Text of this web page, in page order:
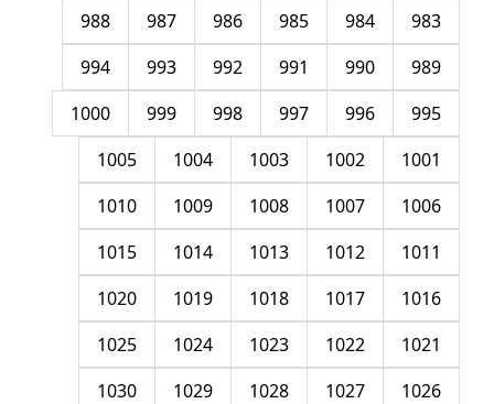
983
984
985
986
987
988
989
990
991
992
993
994
995
996
997
998
999
1000
1001
1002
1003
1004
1005
1006
1007
1008
1009
1010
1011
1012
1013
1014
1015
1016
1017
1018
1019
1020
1021
1022
1023
1024
1025
1026
1027
1028
1029
1030